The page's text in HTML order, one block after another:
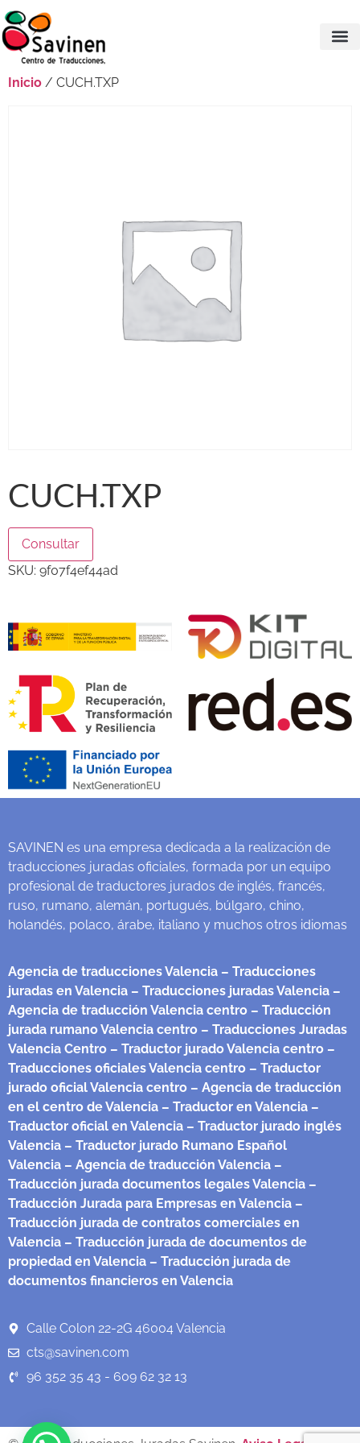
Inicio / CUCH.TXP
CUCH.TXP
Consultar
SKU: 9f07f4ef44ad
SAVINEN es una empresa dedicada a la realización de
traducciones juradas oficiales, formada por un equipo
profesional de traductores jurados de inglés, francés,
ruso, rumano, alemán, portugués, búlgaro, chino,
holandés, polaco, árabe, italiano y muchos otros idiomas
Agencia de traducciones Valencia – Traducciones
juradas en Valencia – Traducciones juradas Valencia –
Agencia de traducción Valencia centro – Traducción
jurada rumano Valencia centro – Traducciones Juradas
Valencia Centro – Traductor jurado Valencia centro –
Traducciones oficiales Valencia centro – Traductor
jurado oficial Valencia centro – Agencia de traducción
en el centro de Valencia – Traductor en Valencia –
Traductor oficial en Valencia – Traductor jurado inglés
Valencia – Traductor jurado Rumano Español
Valencia – Agencia de traducción Valencia –
Traducción jurada documentos legales Valencia –
Traducción Jurada para Empresas en Valencia –
Traducción jurada de contratos comerciales en
Valencia – Traducción jurada de documentos de
propiedad en Valencia – Traducción jurada de
documentos financieros en Valencia
Calle Colon 22-2G 46004 Valencia
cts@savinen.com
96 352 35 43 - 609 62 32 13